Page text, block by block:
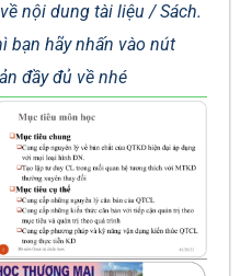
nội dung tài liệu / Sách.
bạn hãy nhấn vào nút
đầy đủ về nhé